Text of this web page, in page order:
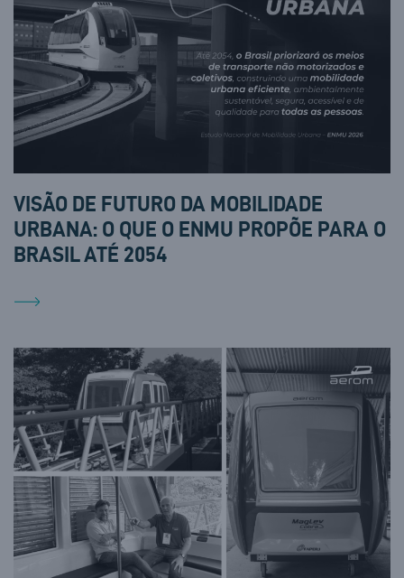
VISÃO DE FUTURO DA MOBILIDADE
URBANA: O QUE O ENMU PROPÕE PARA O
BRASIL ATÉ 2054